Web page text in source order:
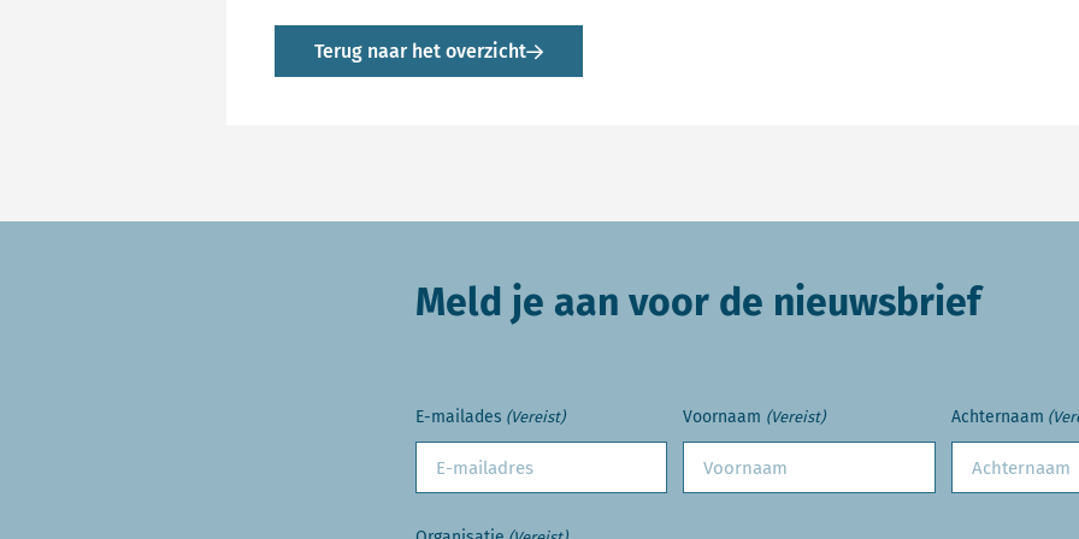
Terug naar het overzicht
Meld je aan voor de nieuwsbrief
E-mailades (Vereist) Voornaam (Vereist) Achternaam